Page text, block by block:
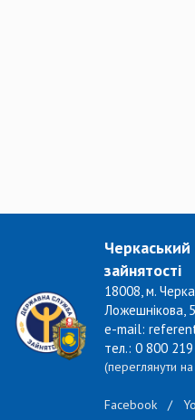
зайнятості
18008, м.
Ложешнікова,
e-mail:
тел.: 0 800
(переглянути на
Facebook /